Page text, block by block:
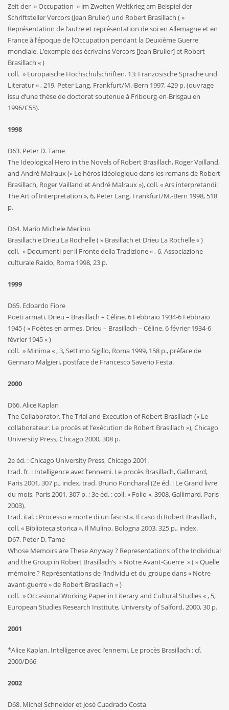
Zeit der » Occupation » im Zweiten Weltkrieg am Beispiel der
Schriftsteller Vercors (Jean Bruller) und Robert Brasillach ( »
Représentation de l’autre et représentation de soi en Allemagne et en
France à l’époque de l’Occupation pendant la Deuxième Guerre
mondiale. L’exemple des écrivains Vercors [Jean Bruller] et Robert
Brasillach « )
coll. » Europäische Hochschulschriften. 13: Französische Sprache und
Literatur « , 219, Peter Lang, Frankfurt/M.-Bern 1997, 429 p. (ouvrage
issu d’une thèse de doctorat soutenue à Fribourg-en-Brisgau en
1996/C55).
1998
D63. Peter D. Tame
The Ideological Hero in the Novels of Robert Brasillach, Roger Vailland,
and André Malraux (« Le héros idéologique dans les romans de Robert
Brasillach, Roger Vailland et André Malraux »), coll. « Ars interpretandi:
The Art of Interpretation », 6, Peter Lang, Frankfurt/M.-Bern 1998, 518
p.
D64. Mario Michele Merlino
Brasillach e Drieu La Rochelle ( » Brasillach et Drieu La Rochelle « )
coll. » Documenti per il Fronte della Tradizione « , 6, Associazione
culturale Raido, Roma 1998, 23 p.
1999
D65. Edoardo Fiore
Poeti armati. Drieu – Brasillach – Céline. 6 Febbraio 1934-6 Febbraio
1945 ( » Poètes en armes. Drieu – Brasillach – Céline. 6 février 1934-6
février 1945 « )
coll. » Minima « , 3, Settimo Sigillo, Roma 1999, 158 p., préface de
Gennaro Malgieri, postface de Francesco Saverio Festa.
2000
D66. Alice Kaplan
The Collaborator. The Trial and Execution of Robert Brasillach (« Le
collaborateur. Le procès et l’exécution de Robert Brasillach »), Chicago
University Press, Chicago 2000, 308 p.
2e éd. : Chicago University Press, Chicago 2001.
trad. fr. : Intelligence avec l’ennemi. Le procès Brasillach, Gallimard,
Paris 2001, 307 p., index, trad. Bruno Poncharal (2e éd. : Le Grand livre
du mois, Paris 2001, 307 p. ; 3e éd. : coll. « Folio », 3908, Gallimard, Paris
2003).
trad. ital. : Processo e morte di un fascista. Il caso di Robert Brasillach,
coll. « Biblioteca storica », Il Mulino, Bologna 2003, 325 p., index.
D67. Peter D. Tame
Whose Memoirs are These Anyway ? Representations of the Individual
and the Group in Robert Brasillach’s » Notre Avant-Guerre » ( » Quelle
mémoire ? Représentations de l’individu et du groupe dans « Notre
avant-guerre » de Robert Brasillach « )
coll. » Occasional Working Paper in Literary and Cultural Studies « , 5,
European Studies Research Institute, University of Salford, 2000, 30 p.
2001
*Alice Kaplan, Intelligence avec l’ennemi. Le procès Brasillach : cf.
2000/D66
2002
D68. Michel Schneider et José Cuadrado Costa